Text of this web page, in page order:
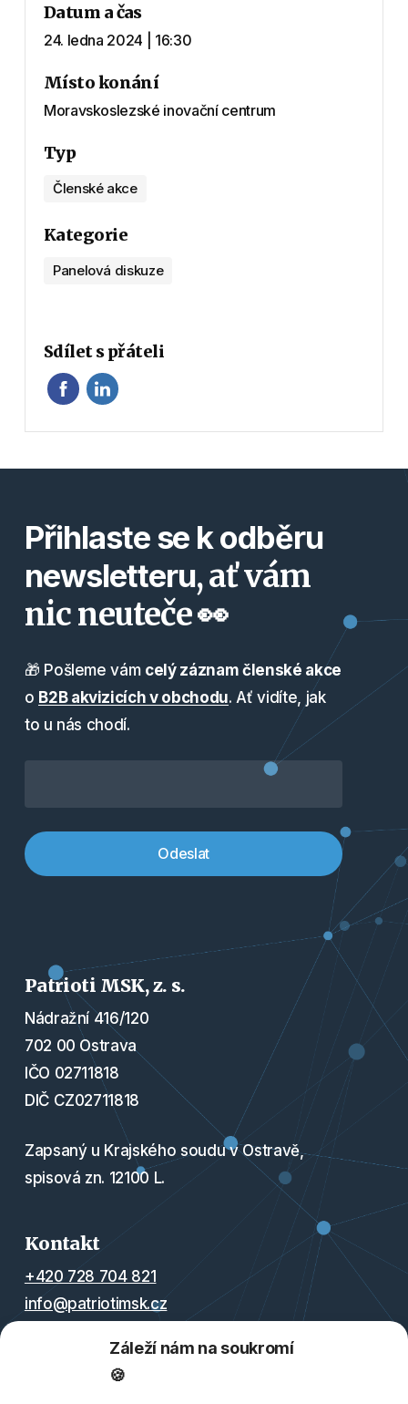
Záleží nám na soukromí
🍪
Datum a čas
24. ledna 2024 | 16:30
Místo konání
Moravskoslezské inovační centrum
Typ
Členské akce
Kategorie
Panelová diskuze
Sdílet s přáteli
Přihlaste se k odběru
newsletteru, ať vám
nic neuteče 👀
🎁 Pošleme vám celý záznam členské akce
o B2B akvizicích v obchodu. Ať vidíte, jak
to u nás chodí.
Patrioti MSK, z. s.
Nádražní 416/120
702 00 Ostrava
IČO 02711818
DIČ CZ02711818
Zapsaný u Krajského soudu v Ostravě,
spisová zn. 12100 L.
Kontakt
+420 728 704 821
info@patriotimsk.cz
2000564446/2010 (Fio banka)